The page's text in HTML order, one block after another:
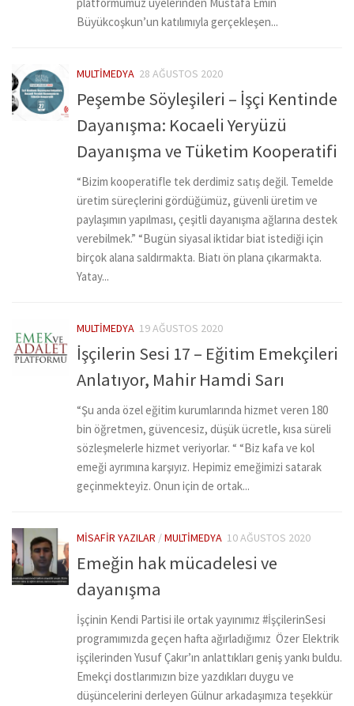
Büyükcoşkun’un katılımıyla gerçekleşen...
MULTIMEDYA 28 AĞUSTOS 2020
Peşembe Söyleşileri – İşçi Kentinde
Dayanışma: Kocaeli Yeryüzü
Dayanışma ve Tüketim Kooperatifi
“Bizim kooperatifle tek derdimiz satış değil. Temelde
üretim süreçlerini gördüğümüz, güvenli üretim ve
paylaşımın yapılması, çeşitli dayanışma ağlarına destek
verebilmek.” “Bugün siyasal iktidar biat istediği için
birçok alana saldırmakta. Biatı ön plana çıkarmakta.
Yatay...
MULTIMEDYA 19 AĞUSTOS 2020
İşçilerin Sesi 17 – Eğitim Emekçileri
Anlatıyor, Mahir Hamdi Sarı
“Şu anda özel eğitim kurumlarında hizmet veren 180
bin öğretmen, güvencesiz, düşük ücretle, kısa süreli
sözleşmelerle hizmet veriyorlar. “ “Biz kafa ve kol
emeği ayrımına karşıyız. Hepimiz emeğimizi satarak
geçinmekteyiz. Onun için de ortak...
MISAFIR YAZILAR /MULTIMEDYA 10 AĞUSTOS 2020
Emeğin hak mücadelesi ve
dayanışma
İşçinin Kendi Partisi ile ortak yayınımız #İşçilerinSesi
programımızda geçen hafta ağırladığımız Özer Elektrik
işçilerinden Yusuf Çakır’ın anlattıkları geniş yankı buldu.
Emekçi dostlarımızın bize yazdıkları duygu ve
düşüncelerini derleyen Gülnur arkadaşımıza teşekkür